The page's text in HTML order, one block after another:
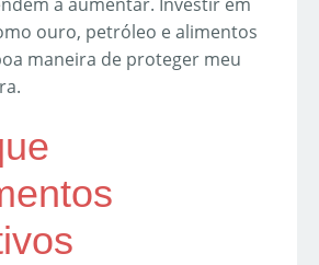
ouro, petróleo e alimentos
maneira de proteger meu